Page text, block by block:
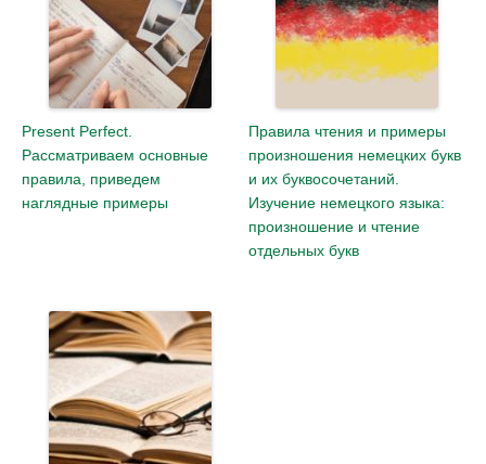
Present Perfect.
Рассматриваем основные
правила, приведем
наглядные примеры
Правила чтения и примеры
произношения немецких букв
и их буквосочетаний.
Изучение немецкого языка:
произношение и чтение
отдельных букв